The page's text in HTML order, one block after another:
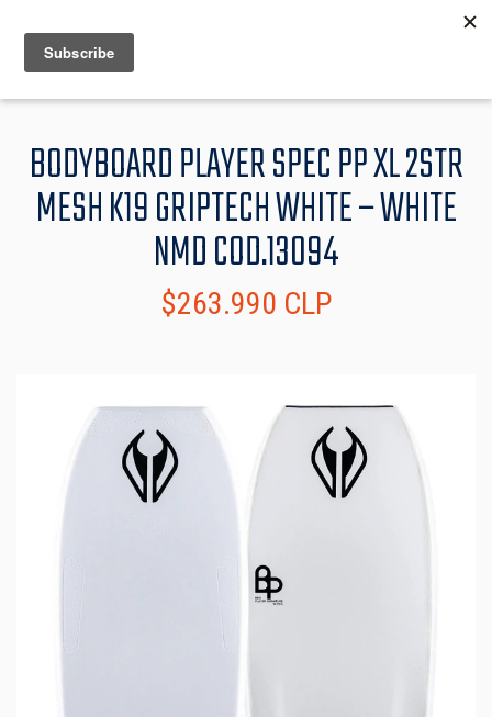
MENU
BODYBOARD PLAYER SPEC PP XL 2STR
MESH K19 GRIPTECH WHITE – WHITE
NMD COD.13094
$263.990 CLP